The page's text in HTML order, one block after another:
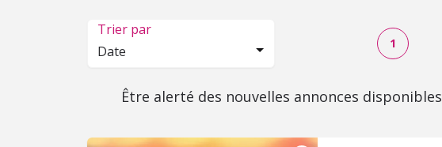
Trier par
Date
1
Être alerté des nouvelles annonces disponibles